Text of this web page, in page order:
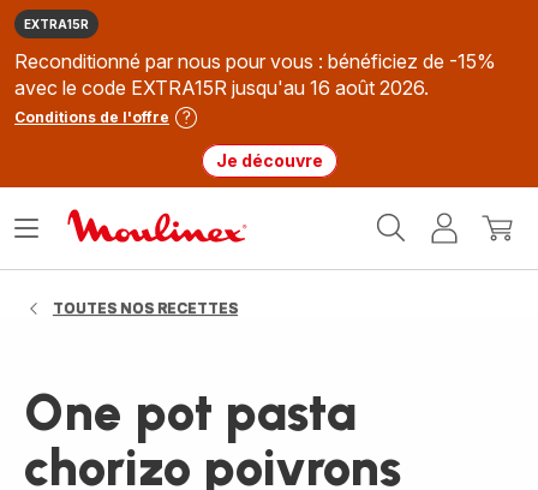
EXTRA15R
Reconditionné par nous pour vous : bénéficiez de -15%
avec le code EXTRA15R jusqu'au 16 août 2026.
Conditions de l'offre
Je découvre
MonMon
Ouvrir
TOUTES NOS RECETTES
One pot pasta
chorizo poivrons